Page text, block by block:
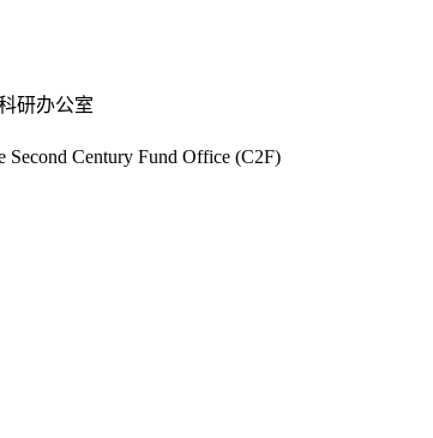
研办公室
Second Century Fund Office (C2F)